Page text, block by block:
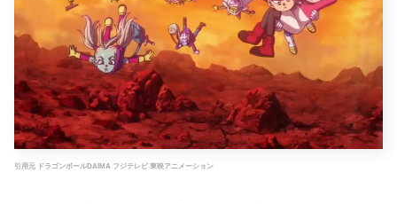
引用元 ドラゴンボールDAIMA フジテレビ 東映アニメーション